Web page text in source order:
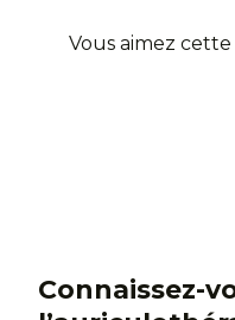
Vous aimez
Connaissez-